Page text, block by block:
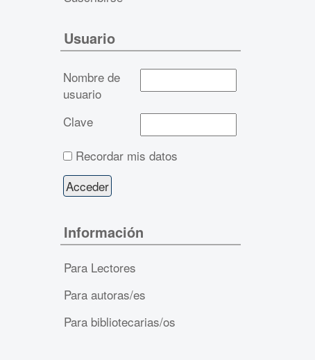
Usuario
Nombre de
usuario
Clave
Recordar mis datos
Información
Para Lectores
Para autoras/es
Para bibliotecarias/os